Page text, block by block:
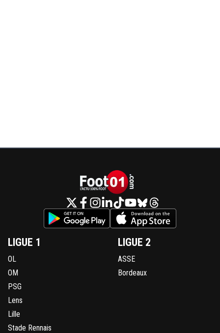
LIGUE 1
OL
OM
PSG
Lens
Lille
Stade Rennais
LIGUE 2
ASSE
Bordeaux